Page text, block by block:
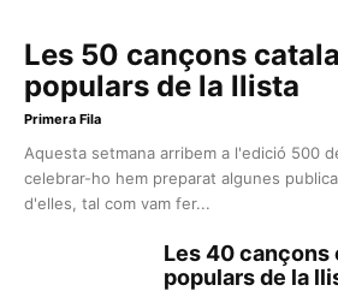
Les 50 cançons
populars de la llista
Primera Fila
Aquesta setmana arribem a l'edició 500
celebrar-ho hem preparat algunes
d'elles, tal com vam fer...
Les 40 cançons
populars de la